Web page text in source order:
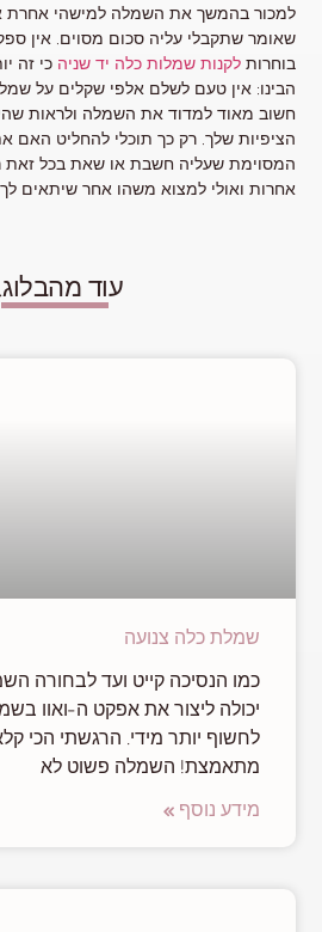
למכור בהמשך את השמלה למישהי אחרת
שאומר שתקבלי עליה סכום מסוים. אין
בוחרותלקנות שמלות כלה יד שניה כי זה
הבינו: אין טעם לשלם אלפי שקלים על
חשוב מאוד למדוד את השמלה ולראות
הציפיות שלך. רק כך תוכלי להחליט האם
המסוימת שעליה חשבת או שאת בכל זאת
אחרות ואולי למצוא משהו אחר שיתאים לך
עוד
שמלת כלה צנועה
כמו הנסיכה קייט ועד לבחורה
יכולה ליצור את אפקט ה-ואוו
לחשוף יותר מידי. הרגשתי הכי
מתאמצת! השמלה פשוט לא
מידע נוסף »